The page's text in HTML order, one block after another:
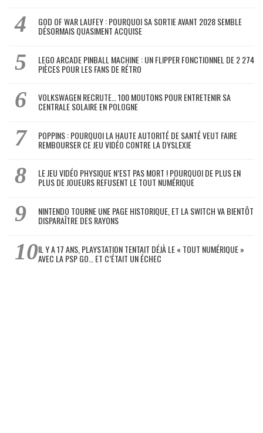
GOD OF WAR LAUFEY : POURQUOI SA SORTIE AVANT 2028 SEMBLE
DÉSORMAIS QUASIMENT ACQUISE
LEGO ARCADE PINBALL MACHINE : UN FLIPPER FONCTIONNEL DE 2 274
PIÈCES POUR LES FANS DE RÉTRO
VOLKSWAGEN RECRUTE… 100 MOUTONS POUR ENTRETENIR SA
CENTRALE SOLAIRE EN POLOGNE
POPPINS : POURQUOI LA HAUTE AUTORITÉ DE SANTÉ VEUT FAIRE
REMBOURSER CE JEU VIDÉO CONTRE LA DYSLEXIE
LE JEU VIDÉO PHYSIQUE N’EST PAS MORT ! POURQUOI DE PLUS EN
PLUS DE JOUEURS REFUSENT LE TOUT NUMÉRIQUE
NINTENDO TOURNE UNE PAGE HISTORIQUE, ET LA SWITCH VA BIENTÔT
DISPARAÎTRE DES RAYONS
IL Y A 17 ANS, PLAYSTATION TENTAIT DÉJÀ LE « TOUT NUMÉRIQUE »
AVEC LA PSP GO… ET C’ÉTAIT UN ÉCHEC